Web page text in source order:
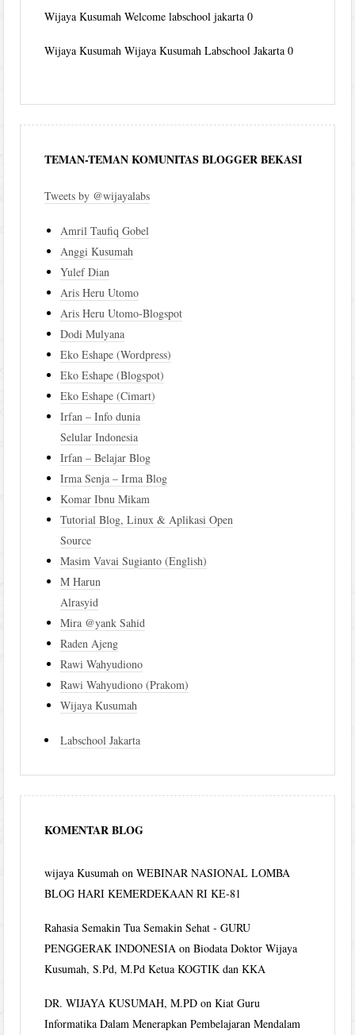
Wijaya Kusumah Welcome labschool jakarta 0
Wijaya Kusumah Wijaya Kusumah Labschool Jakarta 0
TEMAN-TEMAN KOMUNITAS BLOGGER BEKASI
Tweets by @wijayalabs
Amril Taufiq Gobel
Anggi Kusumah
Yulef Dian
Aris Heru Utomo
Aris Heru Utomo-Blogspot
Dodi Mulyana
Eko Eshape (Wordpress)
Eko Eshape (Blogspot)
Eko Eshape (Cimart)
Irfan – Info dunia
Selular Indonesia
Irfan – Belajar Blog
Irma Senja – Irma Blog
Komar Ibnu Mikam
Tutorial Blog, Linux & Aplikasi Open
Source
Masim Vavai Sugianto (English)
M Harun
Alrasyid
Mira @yank Sahid
Raden Ajeng
Rawi Wahyudiono
Rawi Wahyudiono (Prakom)
Wijaya Kusumah
Labschool Jakarta
KOMENTAR BLOG
wijaya Kusumah onWEBINAR NASIONAL LOMBA
BLOG HARI KEMERDEKAAN RI KE-81
Rahasia Semakin Tua Semakin Sehat - GURU
PENGGERAK INDONESIA onBiodata Doktor Wijaya
Kusumah, S.Pd, M.Pd Ketua KOGTIK dan KKA
DR. WIJAYA KUSUMAH, M.PD onKiat Guru
Informatika Dalam Menerapkan Pembelajaran Mendalam